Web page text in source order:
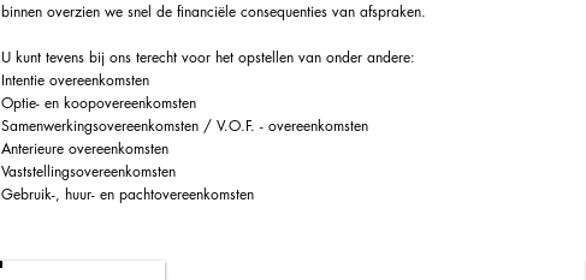
binnen overzien we snel de financiële consequenties van afspraken.
U kunt tevens bij ons terecht voor het opstellen van onder andere:
Intentie overeenkomsten
Optie- en koopovereenkomsten
Samenwerkingsovereenkomsten / V.O.F. - overeenkomsten
Anterieure overeenkomsten
Vaststellingsovereenkomsten
Gebruik-, huur- en pachtovereenkomsten